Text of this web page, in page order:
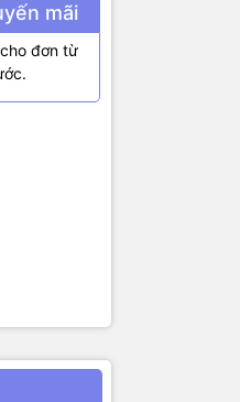
mãi
đơn từ